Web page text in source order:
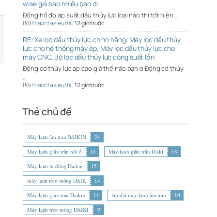
wise giá bao nhiêu bạn ơi
Đồng hồ đo áp suất dầu thủy lực loại nào thì tốt hiện …
Bởithaontasieuthi,12 giờ trước
RE: Xe lọc dầu thủy lực chính hãng, Máy lọc dầu thủy
lực cho hệ thống máy ép, Máy lọc dầu thủy lực cho
máy CNC, Bộ lọc dầu thủy lực công suất lớn
Động cơ thủy lực áp cao giá thế nào bạn ơiĐộng cơ thủy
…
Bởithaontasieuthi,12 giờ trước
Thẻ chủ đề
Máy lạnh âm trần DAIKIN
24
Máy lạnh giấu trần nối ố
18 Máy lạnh giấu trần Daiki
18
Máy lạnh tủ đứng Daikin
15
máy lạnh treo tường DAIK
14
Máy lạnh giấu trần Daikin
11 lắp đặt máy lạnh âm trần
10
Máy lạnh treo tường DAIKI
9